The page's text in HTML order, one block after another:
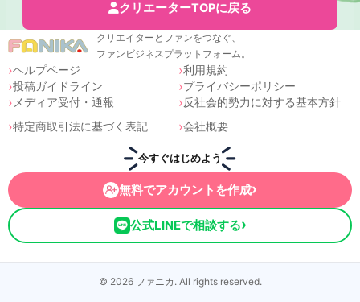
(2026
年
月)
個
クリエーターTOPに戻る
クリエイターとファンをつなぐ、
ファンビジネスプラットフォーム。
ヘルプページ
投稿ガイドライン
メディア受付・通報
利用規約
プライバシーポリシー
反社会的勢力に対する基本方針
特定商取引法に基づく表記
会社概要
今すぐはじめよう
無料でアカウントを作成›
公式LINEで相談する›
© 2026 ファニカ. All rights reserved.